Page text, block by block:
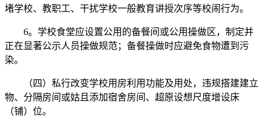
堵学校、教职工、干扰学校一般教育讲授次序等校闹行为。
6。学校食堂应设置公用的备餐间或公用操做区，制定并
正在显著公示人员操做规范；备餐操做时应避免食物遭到污
染。
（四）私行改变学校用房利用功能及用处，违规搭建建立
物、分隔房间或姑且添加宿舍房间、超原设想尺度增设床
（铺）位。